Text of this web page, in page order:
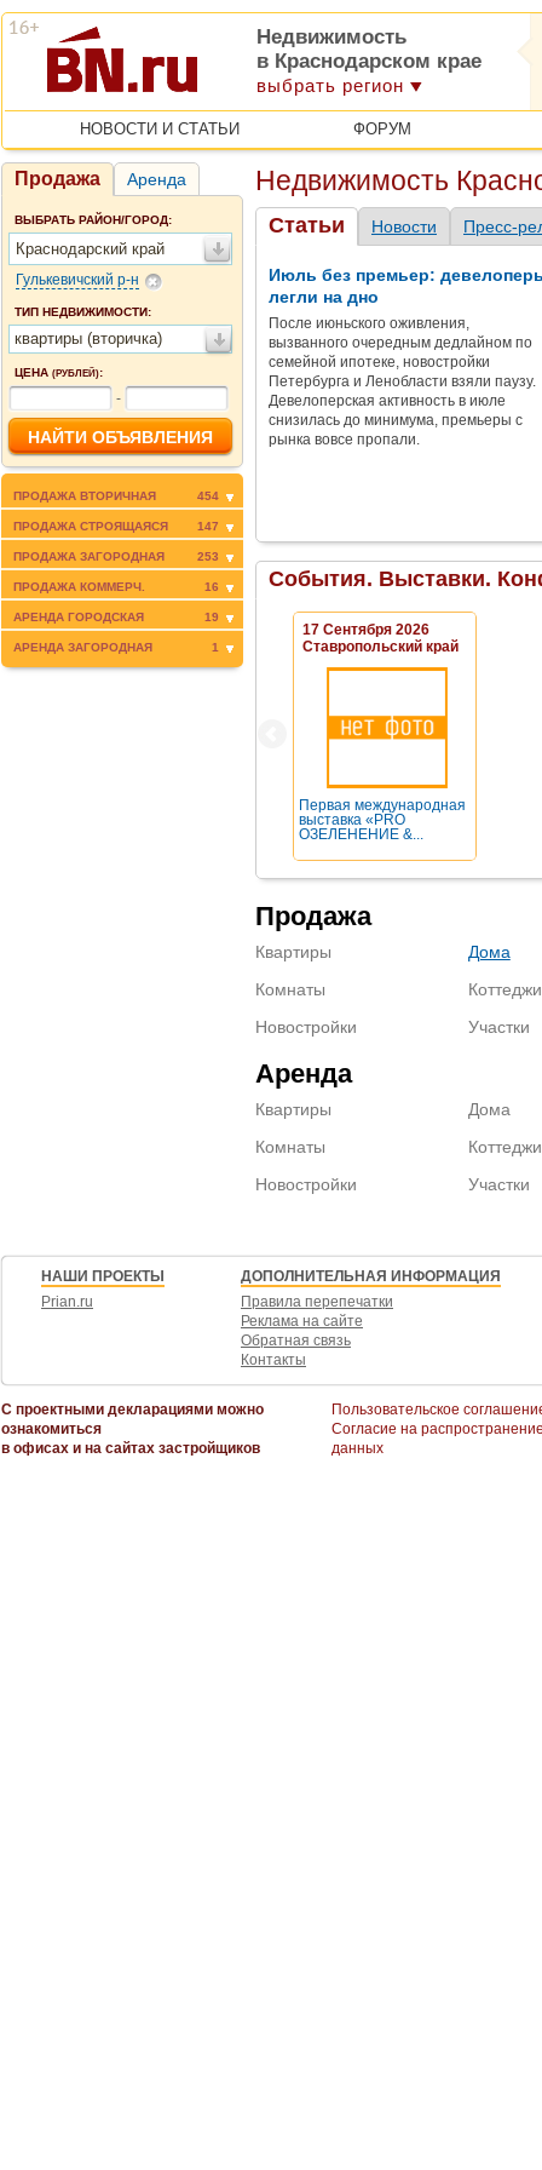
Недвижимость
в Краснодарском крае
выбрать регион
НОВОСТИ И СТАТЬИ ФОРУМ
Продажа Аренда
ВЫБРАТЬ РАЙОН/ГОРОД:
Краснодарский край
Гулькевичский р-н
ТИП НЕДВИЖИМОСТИ:
квартиры (вторичка)
ЦЕНА (РУБЛЕЙ):
-
ПРОДАЖА ВТОРИЧНАЯ 454
ПРОДАЖА СТРОЯЩАЯСЯ 147
ПРОДАЖА ЗАГОРОДНАЯ 253
ПРОДАЖА КОММЕРЧ. 16
АРЕНДА ГОРОДСКАЯ 19
АРЕНДА ЗАГОРОДНАЯ 1
Недвижимость
Статьи Новости Пресс-
Июль без премьер:
легли на дно
После июньского оживления,
вызванного очередным дедлайном по
семейной ипотеке, новостройки
Петербурга и Ленобласти взяли паузу.
Девелоперская активность в июле
снизилась до минимума, премьеры с
рынка вовсе пропали.
События. Выставки.
17 Сентября 2026
Ставропольский край
Первая международная
выставка «PRO
ОЗЕЛЕНЕНИЕ &...
Продажа
Квартиры
Комнаты
Новостройки
Дома
Коттеджи
Участки
Аренда
Квартиры
Комнаты
Новостройки
Дома
Коттеджи
Участки
НАШИ ПРОЕКТЫ
Prian.ru
ДОПОЛНИТЕЛЬНАЯ ИНФОРМАЦИЯ
Правила перепечатки
Реклама на сайте
Обратная связь
Контакты
С проектными декларациями можно
ознакомиться
в офисах и на сайтах застройщиков
Пользовательское
Согласие на
данных